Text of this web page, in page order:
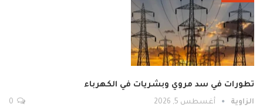
تطورات في سد مروي وبشريات في الكهرباء
الزاوية أغسطس 5, 2026